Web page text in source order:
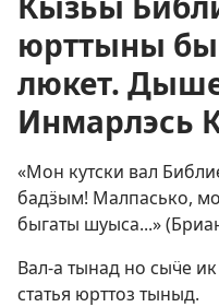
юрттыны
люкет.
Инмарлэсь
«Мон кутски вал
бадӟым! Малпасько,
быгаты шуыса...»
Вал-а тынад но сыӵе
статья юрттоз тыныд.